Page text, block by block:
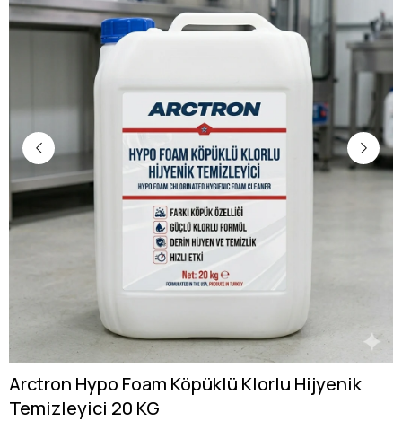
Arctron Hypo Foam Köpüklü Klorlu Hijyenik
Temizleyici 20 KG